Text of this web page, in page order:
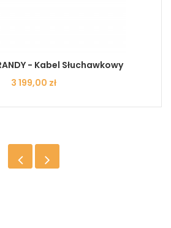
- Kabel Słuchawkowy
Cena
3 199,00 zł